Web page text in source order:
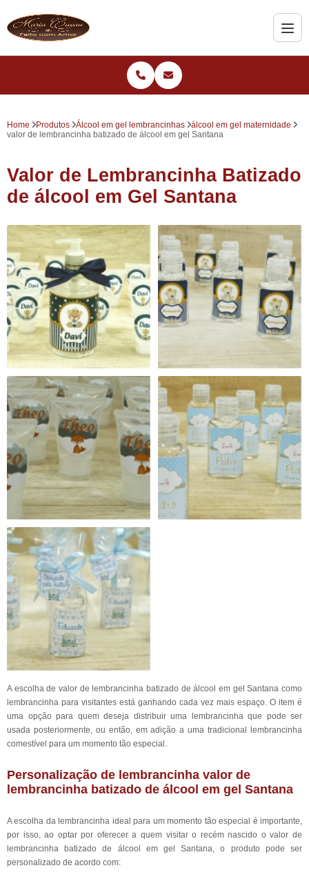
Home Produtos Álcool em gel lembrancinhas
álcool em gel maternidade
valor de lembrancinha batizado de álcool em gel Santana
Valor de Lembrancinha Batizado
de álcool em Gel Santana
A escolha de valor de lembrancinha batizado de álcool em gel Santana como
lembrancinha para visitantes está ganhando cada vez mais espaço. O item é
uma opção para quem deseja distribuir uma lembrancinha que pode ser
usada posteriormente, ou então, em adição a uma tradicional lembrancinha
comestível para um momento tão especial.
Personalização de lembrancinha valor de
lembrancinha batizado de álcool em gel Santana
A escolha da lembrancinha ideal para um momento tão especial é importante,
por isso, ao optar por oferecer a quem visitar o recém nascido o valor de
lembrancinha batizado de álcool em gel Santana, o produto pode ser
personalizado de acordo com: